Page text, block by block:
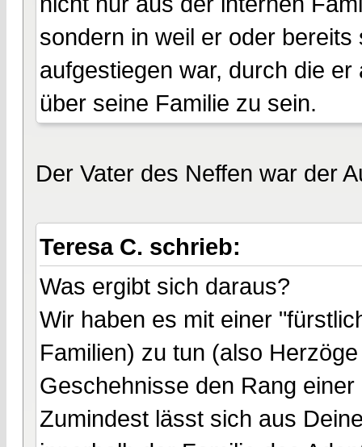
sondern in weil er oder
aufgestiegen war, durch die
über seine Familie zu sein.
Der Vater des Neffen war der
Teresa C. schrieb:
Was ergibt sich daraus?
Wir haben es mit einer
Familien) zu tun (also
Geschehnisse den Rang
Zumindest lässt sich aus